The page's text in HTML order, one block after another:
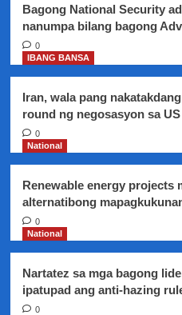
Rights
Council
Bagong National Security
nanumpa bilang bagong
0
IBANG BANSA
Iran, wala pang
round ng negosasyon sa US
0
National
Renewable energy projects
alternatibong
0
National
Nartatez sa mga bagong
ipatupad ang anti-hazing
0